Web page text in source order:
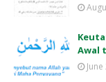
Awal